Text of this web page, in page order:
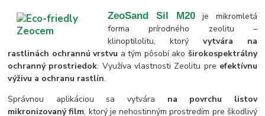
ZeoSand Sil M20je mikromletá
forma prírodného zeolitu –
klinoptilolitu, ktorý vytvára na
rastlinách ochrannú vrstvu a tým pôsobí ako širokospektrálny
ochranný prostriedok. Využíva vlastnosti Zeolitu pre efektívnu
výživu a ochranu rastlín.
Správnou aplikáciou sa vytvára na povrchu listov
mikronizovaný film, ktorý je nehostinným prostredím pre škodlivý